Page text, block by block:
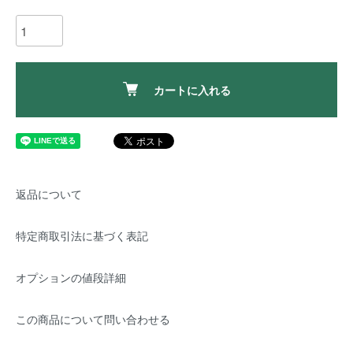
カートに入れる
返品について
特定商取引法に基づく表記
オプションの値段詳細
この商品について問い合わせる